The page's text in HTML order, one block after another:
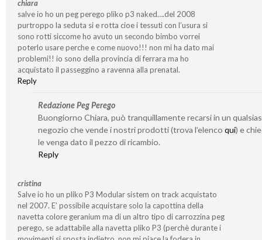
chiara
salve io ho un peg perego pliko p3 naked….del 2008
purtroppo la seduta si e rotta cioe i tessuti con l’usura si
sono rotti siccome ho avuto un secondo bimbo vorrei
poterlo usare perche e come nuovo!!! non mi ha dato mai
problemi!! io sono della provincia di ferrara ma ho
acquistato il passeggino a ravenna alla prenatal.
Reply
Redazione Peg Perego
Buongiorno Chiara, può tranquillamente recarsi in un
negozio che vende i nostri prodotti (trova l’elenco qui) e
le venga dato il pezzo di ricambio.
Reply
cristina
Salve io ho un pliko P3 Modular sistem on track acquistato
nel 2007. E’ possibile acquistare solo la capottina della
navetta colore geranium ma di un altro tipo di carrozzina peg
perego, se adattabile alla navetta pliko P3 (perchè durante i